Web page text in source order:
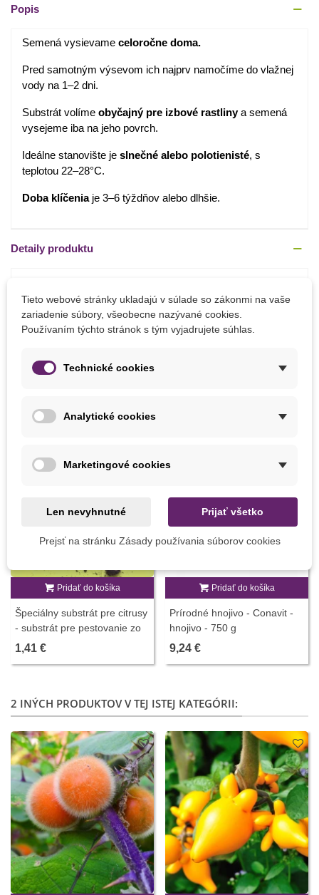
Popis
Semená vysievame celoročne doma.
Pred samotným výsevom ich najprv namočíme do vlažnej
vody na 1–2 dni.
Substrát volíme obyčajný pre izbové rastlinya semená
vysejeme iba na jeho povrch.
Ideálne stanovište je slnečné alebo polotienisté, s
teplotou 22–28°C.
Doba klíčeniaje 3–6 týždňov alebo dlhšie.
Detaily produktu
Výrobca SemenaOnline
V interiéri
Pridať do košíka
Špeciálny substrát pre citrusy
- substrát pre pestovanie zo
semien - 100 g
1,41 €
Pridať do košíka
Prírodné hnojivo - Conavit -
hnojivo - 750 g
9,24 €
2 INÝCH PRODUKTOV V TEJ ISTEJ KATEGÓRII:
Tieto webové stránky ukladajú v súlade so zákonmi na vaše
zariadenie súbory, všeobecne nazývané cookies.
Používaním týchto stránok s tým vyjadrujete súhlas.
Technické cookies
Analytické cookies
Marketingové cookies
Len nevyhnutné Prijať všetko
Prejsť na stránku Zásady používania súborov cookies